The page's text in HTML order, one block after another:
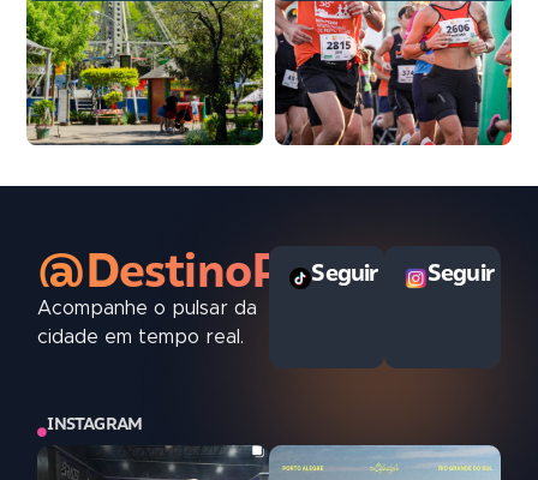
@DestinoPOAoficial
Acompanhe o pulsar da
cidade em tempo real.
Seguir Seguir
INSTAGRAM